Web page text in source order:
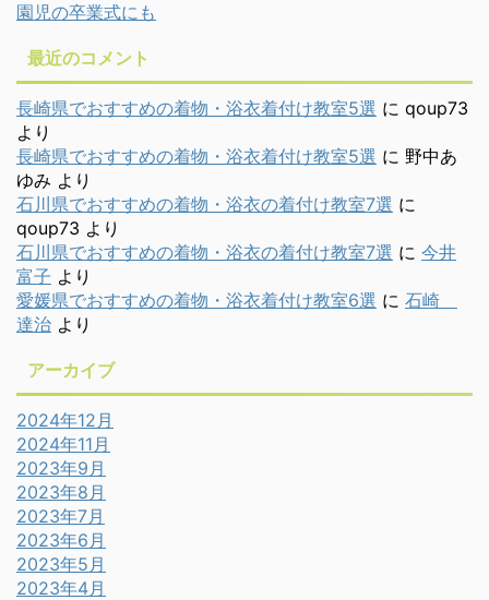
園児の卒業式にも
最近のコメント
長崎県でおすすめの着物・浴衣着付け教室5選 に qoup73
より
長崎県でおすすめの着物・浴衣着付け教室5選 に 野中あ
ゆみ より
石川県でおすすめの着物・浴衣の着付け教室7選 に
qoup73 より
石川県でおすすめの着物・浴衣の着付け教室7選 に 今井
富子 より
愛媛県でおすすめの着物・浴衣着付け教室6選 に 石崎
達治 より
アーカイブ
2024年12月
2024年11月
2023年9月
2023年8月
2023年7月
2023年6月
2023年5月
2023年4月